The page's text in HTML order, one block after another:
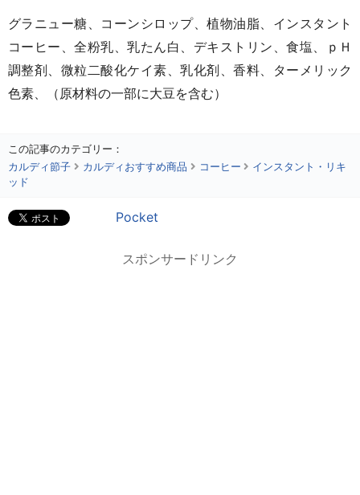
グラニュー糖、コーンシロップ、植物油脂、インスタント
コーヒー、全粉乳、乳たん白、デキストリン、食塩、ｐＨ
調整剤、微粒二酸化ケイ素、乳化剤、香料、ターメリック
色素、（原材料の一部に大豆を含む）
この記事のカテゴリー：
カルディ節子
カルディおすすめ商品 コーヒー
インスタント・リキ
ッド
Pocket
スポンサードリンク